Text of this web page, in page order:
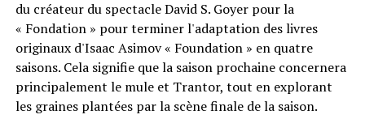
du créateur du spectacle David S. Goyer pour la
« Fondation » pour terminer l'adaptation des livres
originaux d'Isaac Asimov « Foundation » en quatre
saisons. Cela signifie que la saison prochaine concernera
principalement le mule et Trantor, tout en explorant
les graines plantées par la scène finale de la saison.